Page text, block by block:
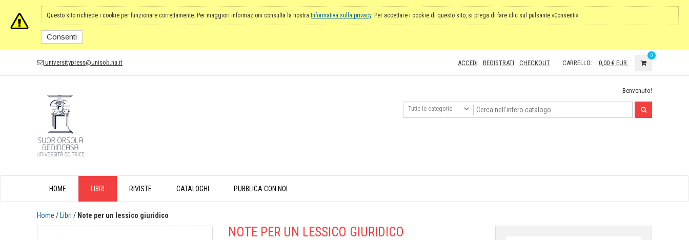
Questo sito richiede i cookie per funzionare correttamente. Per maggiori informazioni consulta la nostra Informativa sulla privacy. Per accettare i cookie di questo sito, si prega di fare clic sul pulsante «Consenti».
Consenti
universitypress@unisob.na.it ACCEDI REGISTRATI CHECKOUT CARRELLO: 0,00 € EUR
0
Benvenuto!
HOME LIBRI RIVISTE CATALOGHI PUBBLICA CON NOI
Home / Libri / Note per un lessico giuridico
NOTE PER UN LESSICO GIURIDICO